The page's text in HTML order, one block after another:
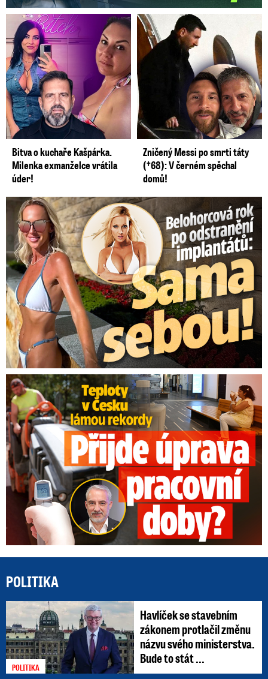
Bitva o kuchaře Kašpárka.
Milenka exmanželce vrátila
úder!
Zničený Messi po smrti táty
(†68): V černém spěchal
domů!
Belohorcová rok po odstranění implantátů: Konečně sama sebou
Teploty v Česku lámou rekordy: Přijde úprava pracovní doby?
POLITIKA
POLITIKA
Havlíček se stavebním
zákonem protlačil změnu
názvu svého ministerstva.
Bude to stát ...